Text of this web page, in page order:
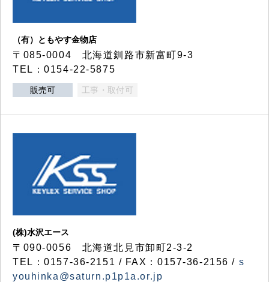
（有）ともやす金物店
〒085-0004 北海道釧路市新富町9-3
TEL：0154-22-5875
販売可 工事・取付可
(株)水沢エース
〒090-0056 北海道北見市卸町2-3-2
TEL：0157-36-2151 / FAX：0157-36-2156 / s
youhinka@saturn.p1p1a.or.jp